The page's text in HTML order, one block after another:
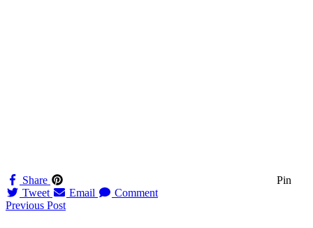
Share
Pin
Tweet
Email Comment
Navigation
Previous Post